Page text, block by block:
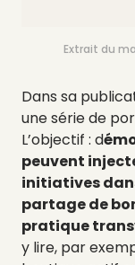
Extrait du
Dans sa
une série de
L’objectif : d
peuvent
initiatives
partage de
pratique
y lire, par